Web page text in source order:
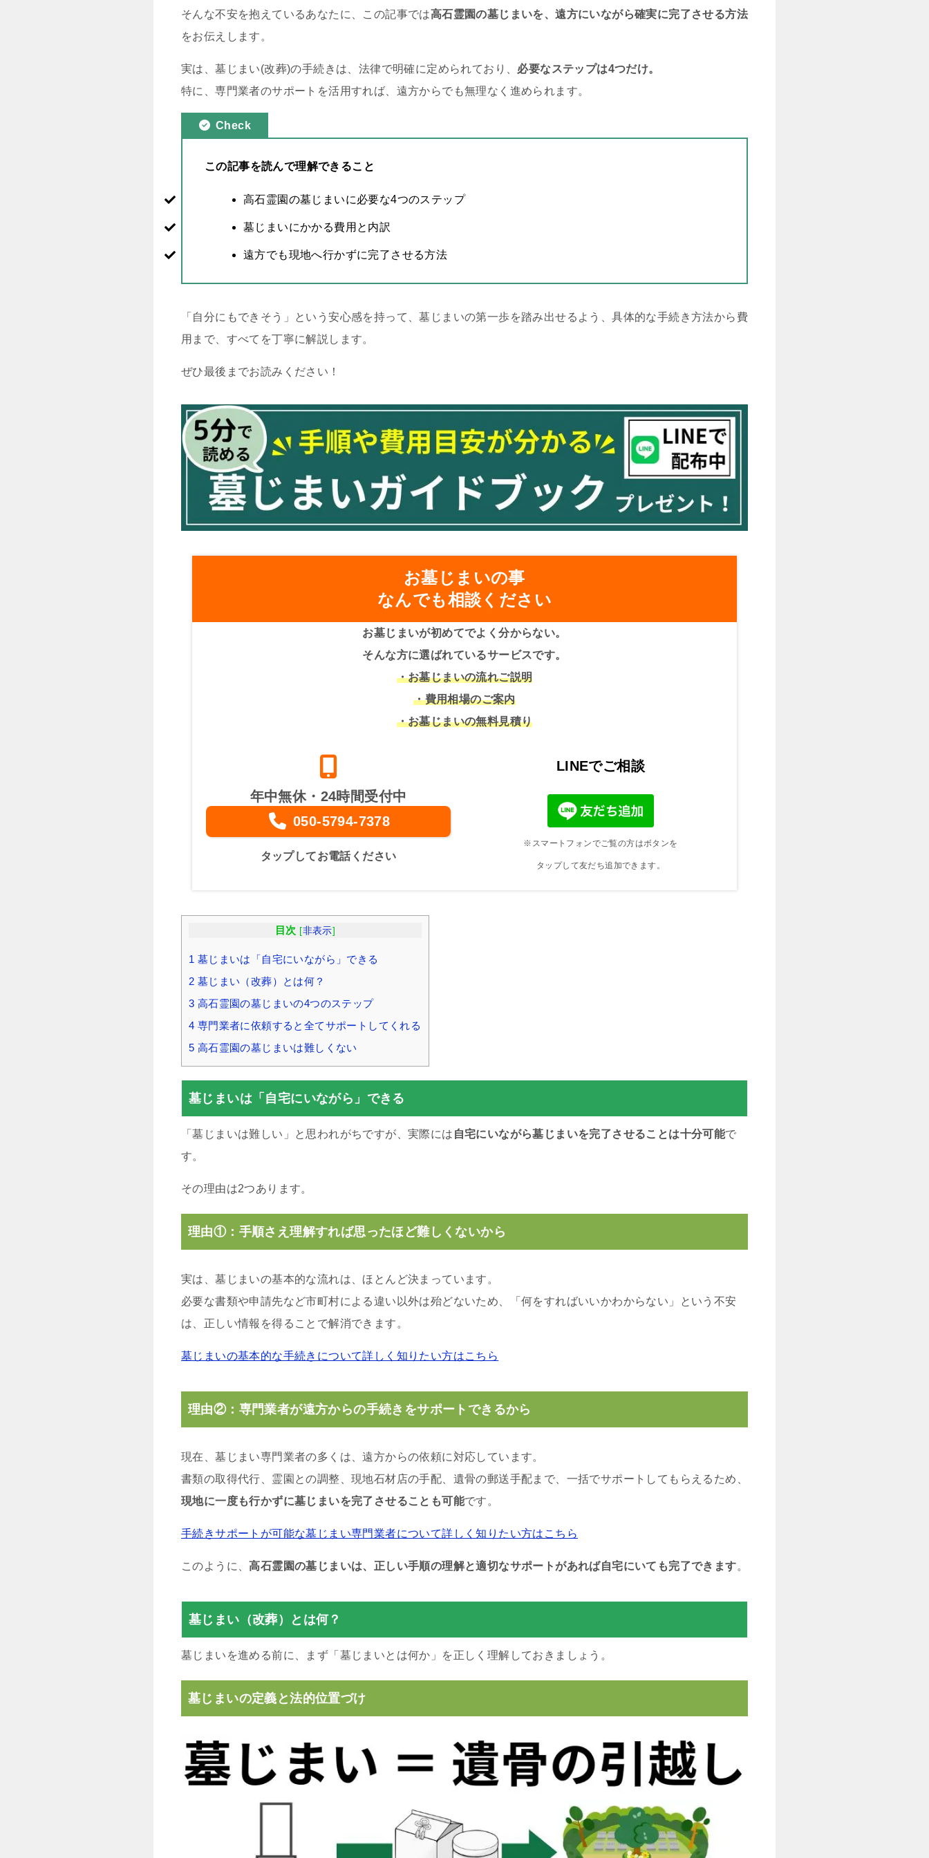
そんな不安を抱えているあなたに、この記事では高石霊園の墓じまいを、遠方にいながら確実に完了させる方法
をお伝えします。
実は、墓じまい(改葬)の手続きは、法律で明確に定められており、 必要なステップは4つだけ。
特に、専門業者のサポートを活用すれば、遠方からでも無理なく進められます。
Check
この記事を読んで理解できること
高石霊園の墓じまいに必要な4つのステップ
墓じまいにかかる費用と内訳
遠方でも現地へ行かずに完了させる方法
「自分にもできそう」という安心感を持って、墓じまいの第一歩を踏み出せるよう、具体的な手続き方法から費
用まで、すべてを丁寧に解説します。
ぜひ最後までお読みください！
お墓じまいの事
なんでも相談ください
お墓じまいが初めてでよく分からない。
そんな方に選ばれているサービスです。
・お墓じまいの流れご説明
・費用相場のご案内
・お墓じまいの無料見積り
年中無休・24時間受付中
050-5794-7378
タップしてお電話ください
LINEでご相談
※スマートフォンでご覧の方はボタンを
タップして友だち追加できます。
目次 [非表示]
1 墓じまいは「自宅にいながら」できる
2 墓じまい（改葬）とは何？
3 高石霊園の墓じまいの4つのステップ
4 専門業者に依頼すると全てサポートしてくれる
5 高石霊園の墓じまいは難しくない
墓じまいは「自宅にいながら」できる
「墓じまいは難しい」と思われがちですが、実際には 自宅にいながら墓じまいを完了させることは十分可能で
す。
その理由は2つあります。
理由①：手順さえ理解すれば思ったほど難しくないから
実は、墓じまいの基本的な流れは、ほとんど決まっています。
必要な書類や申請先など市町村による違い以外は殆どないため、「何をすればいいかわからない」という不安
は、正しい情報を得ることで解消できます。
墓じまいの基本的な手続きについて詳しく知りたい方はこちら
理由②：専門業者が遠方からの手続きをサポートできるから
現在、墓じまい専門業者の多くは、遠方からの依頼に対応しています。
書類の取得代行、霊園との調整、現地石材店の手配、遺骨の郵送手配まで、一括でサポートしてもらえるため、
現地に一度も行かずに墓じまいを完了させることも可能です。
手続きサポートが可能な墓じまい専門業者について詳しく知りたい方はこちら
このように、高石霊園の墓じまいは、正しい手順の理解と適切なサポートがあれば自宅にいても完了できます。
墓じまい（改葬）とは何？
墓じまいを進める前に、まず「墓じまいとは何か」を正しく理解しておきましょう。
墓じまいの定義と法的位置づけ